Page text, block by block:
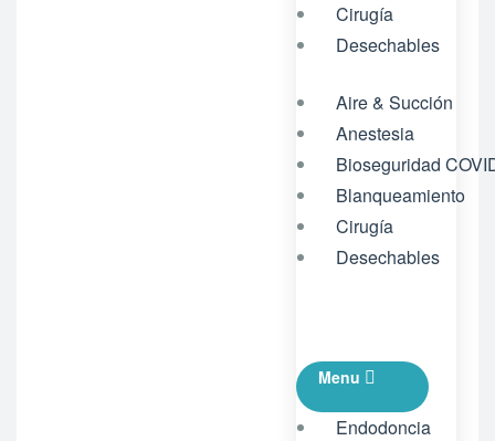
Cirugía
Desechables
Aire & Succión
Anestesia
Bioseguridad
Blanqueamiento
Cirugía
Desechables
Menu
Endodoncia